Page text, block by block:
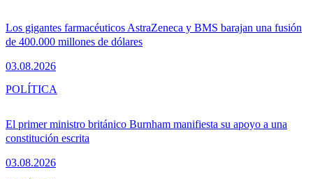
Los gigantes farmacéuticos AstraZeneca y BMS barajan una fusión
de 400.000 millones de dólares
03.08.2026
El primer ministro británico Burnham manifiesta su apoyo a una
constitución escrita
03.08.2026
POLÍTICA